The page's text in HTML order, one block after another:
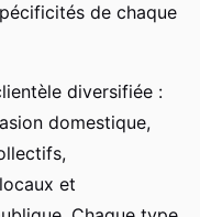
de chaque
diversifiée :
domestique,
et